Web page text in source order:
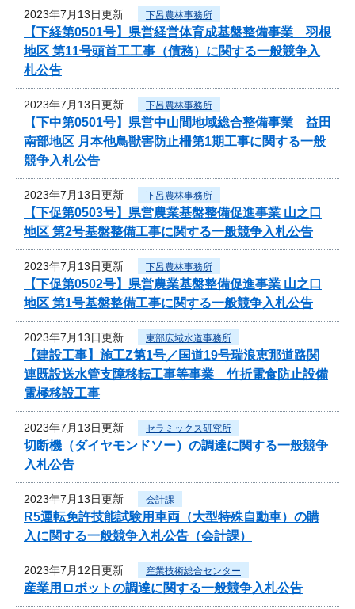
2023年7月13日更新 下呂農林事務所
【下経第0501号】県営経営体育成基盤整備事業 羽根
地区 第11号頭首工工事（債務）に関する一般競争入
札公告
2023年7月13日更新 下呂農林事務所
【下中第0501号】県営中山間地域総合整備事業 益田
南部地区 月本他鳥獣害防止柵第1期工事に関する一般
競争入札公告
2023年7月13日更新 下呂農林事務所
【下促第0503号】県営農業基盤整備促進事業 山之口
地区 第2号基盤整備工事に関する一般競争入札公告
2023年7月13日更新 下呂農林事務所
【下促第0502号】県営農業基盤整備促進事業 山之口
地区 第1号基盤整備工事に関する一般競争入札公告
2023年7月13日更新 東部広域水道事務所
【建設工事】施工Z第1号／国道19号瑞浪恵那道路関
連既設送水管支障移転工事等事業 竹折電食防止設備
電極移設工事
2023年7月13日更新 セラミックス研究所
切断機（ダイヤモンドソー）の調達に関する一般競争
入札公告
2023年7月13日更新 会計課
R5運転免許技能試験用車両（大型特殊自動車）の購
入に関する一般競争入札公告（会計課）
2023年7月12日更新 産業技術総合センター
産業用ロボットの調達に関する一般競争入札公告